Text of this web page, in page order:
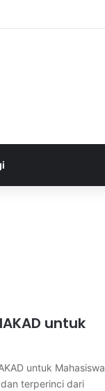
untuk
untuk Mahasiswa
terperinci dari